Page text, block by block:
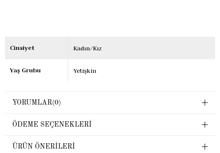
Cinsiyet Kadın/Kız
Yaş Grubu Yetişkin
YORUMLAR(0)
ÖDEME SEÇENEKLERI
ÜRÜN ÖNERILERI